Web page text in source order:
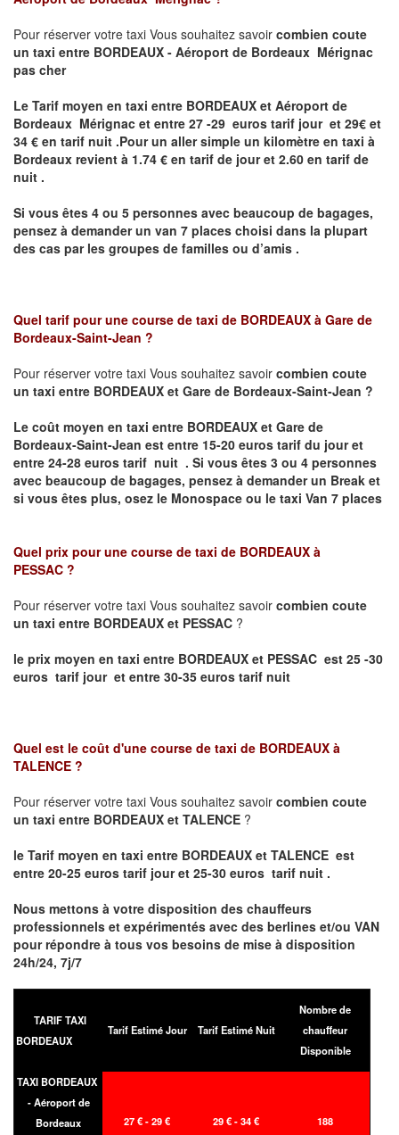
Pour réserver votre taxi Vous souhaitez savoir combien coute
un taxi entre BORDEAUX - Aéroport de Bordeaux Mérignac
pas cher
Le Tarif moyen en taxi entre BORDEAUX et Aéroport de
Bordeaux Mérignac et entre 27 -29 euros tarif jour et 29€ et
34 € en tarif nuit .Pour un aller simple un kilomètre en taxi à
Bordeaux revient à 1.74 € en tarif de jour et 2.60 en tarif de
nuit .
Si vous êtes 4 ou 5 personnes avec beaucoup de bagages,
pensez à demander un van 7 places choisi dans la plupart
des cas par les groupes de familles ou d’amis .
Quel tarif pour une course de taxi de BORDEAUX à Gare de
Bordeaux-Saint-Jean ?
Pour réserver votre taxi Vous souhaitez savoir combien coute
un taxi entre BORDEAUX et Gare de Bordeaux-Saint-Jean ?
Le coût moyen en taxi entre BORDEAUX et Gare de
Bordeaux-Saint-Jean est entre 15-20 euros tarif du jour et
entre 24-28 euros tarif nuit . Si vous êtes 3 ou 4 personnes
avec beaucoup de bagages, pensez à demander un Break et
si vous êtes plus, osez le Monospace ou le taxi Van 7 places
Quel prix pour une course de taxi de BORDEAUX à
PESSAC ?
Pour réserver votre taxi Vous souhaitez savoir combien coute
un taxi entre BORDEAUX et PESSAC ?
le prix moyen en taxi entre BORDEAUX et PESSAC est 25 -30
euros tarif jour et entre 30-35 euros tarif nuit
Quel est le coût d'une course de taxi de BORDEAUX à
TALENCE ?
Pour réserver votre taxi Vous souhaitez savoir combien coute
un taxi entre BORDEAUX et TALENCE ?
le Tarif moyen en taxi entre BORDEAUX et TALENCE est
entre 20-25 euros tarif jour et 25-30 euros tarif nuit .
Nous mettons à votre disposition des chauffeurs
professionnels et expérimentés avec des berlines et/ou VAN
pour répondre à tous vos besoins de mise à disposition
24h/24, 7j/7
TARIF TAXI
BORDEAUX
Tarif Estimé Jour Tarif Estimé Nuit
Nombre de
chauffeur
Disponible
TAXI BORDEAUX
- Aéroport de
Bordeaux
27 € - 29 € 29 € - 34 € 188